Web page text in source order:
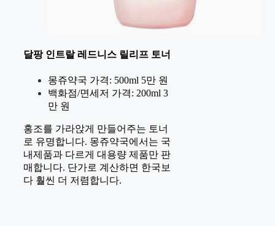
달팡 인트랄 레드니스 릴리프 토너
몽쥬약국 가격: 500ml 5만 원
백화점/면세저 가격: 200ml 3
만 원
홍조를 가라앉게 만들어주는 토너
로 유명합니다. 몽쥬약국에서는 국
내제품과 다르게 대용량 제품만 판
매합니다. 단가로 계산하면 한국보
다 훨씬 더 저렴합니다.